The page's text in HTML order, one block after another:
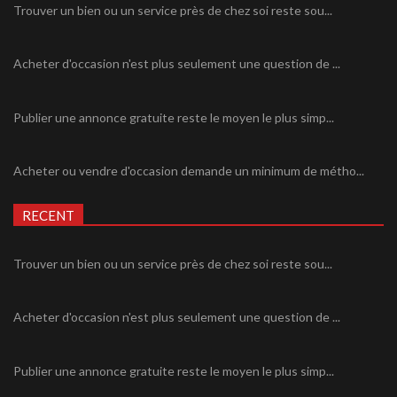
Trouver un bien ou un service près de chez soi reste sou...
Acheter d'occasion n'est plus seulement une question de ...
Publier une annonce gratuite reste le moyen le plus simp...
Acheter ou vendre d'occasion demande un minimum de métho...
RECENT
Trouver un bien ou un service près de chez soi reste sou...
Acheter d'occasion n'est plus seulement une question de ...
Publier une annonce gratuite reste le moyen le plus simp...